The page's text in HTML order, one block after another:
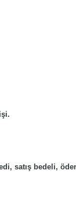
satış bedeli,